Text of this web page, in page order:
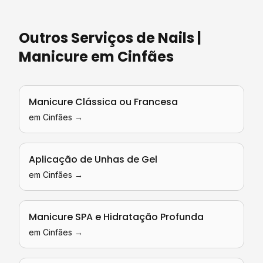
Outros Serviços deNails |
Manicureem Cinfães
Manicure Clássica ou Francesa
em Cinfães →
Aplicação de Unhas de Gel
em Cinfães →
Manicure SPA e Hidratação Profunda
em Cinfães →